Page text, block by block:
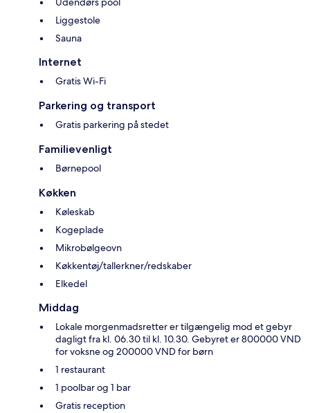
Liggestole
Sauna
Internet
Gratis Wi-Fi
Parkering og transport
Gratis parkering på stedet
Familievenligt
Børnepool
Køkken
Køleskab
Kogeplade
Mikrobølgeovn
Køkkentøj/tallerkner/redskaber
Elkedel
Middag
Lokale morgenmadsretter er tilgængelig mod et gebyr
dagligt fra kl. 06.30 til kl. 10.30. Gebyret er 800000 VND
for voksne og 200000 VND for børn
1 restaurant
1 poolbar og 1 bar
Gratis reception